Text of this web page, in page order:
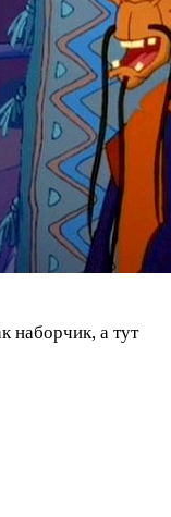
наборчик, а тут